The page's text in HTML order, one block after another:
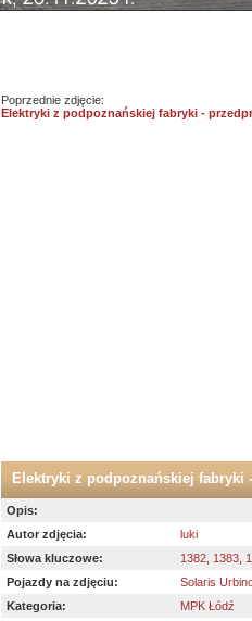
Poprzednie zdjęcie:
Elektryki z podpoznańskiej fabryki -
Elektryki z podpoznańskiej fabryki
Opis:
Autor zdjęcia:
luki
Słowa kluczowe:
1382 1383
Pojazdy na zdjęciu:
Solaris
Kategoria:
MPK Łódź